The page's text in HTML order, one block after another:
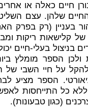
חיים כאלה או
שלהן. עצם
בעניין (רק בפרק
קלישאות ריקות
בניצול בעלי-חיים
ולכן הספר מומלץ
על חיי השבי של
הספר מציע
כל התייחסות
(כגון טבעונות).